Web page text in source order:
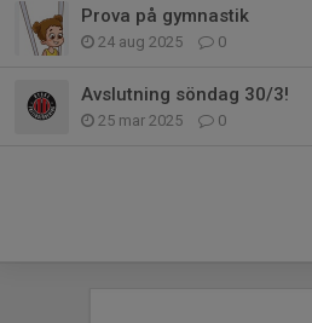
Prova på gymnastik
24 aug 2025 0
Avslutning söndag 30/3!
25 mar 2025 0